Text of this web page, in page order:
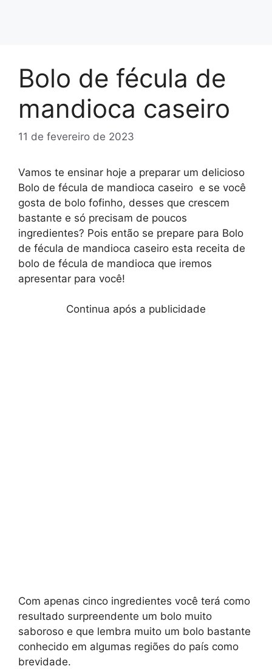
Bolo de fécula de
mandioca caseiro
11 de fevereiro de 2023
Vamos te ensinar hoje a preparar um delicioso
Bolo de fécula de mandioca caseiro e se você
gosta de bolo fofinho, desses que crescem
bastante e só precisam de poucos
ingredientes? Pois então se prepare para Bolo
de fécula de mandioca caseiro esta receita de
bolo de fécula de mandioca que iremos
apresentar para você!
Continua após a publicidade
Com apenas cinco ingredientes você terá como
resultado surpreendente um bolo muito
saboroso e que lembra muito um bolo bastante
conhecido em algumas regiões do país como
brevidade.